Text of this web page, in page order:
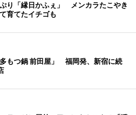
り「縁日かふぇ」 メンカラたこやき
育てたイチゴも
もつ鍋 前田屋」 福岡発、新宿に続